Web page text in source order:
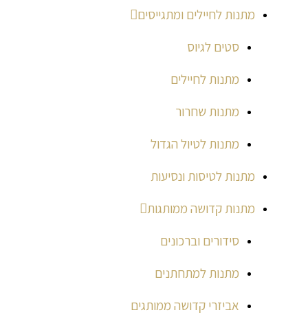
מתנות לחיילים ומתגייסים
סטים לגיוס
מתנות לחיילים
מתנות שחרור
מתנות לטיול הגדול
מתנות לטיסות ונסיעות
מתנות קדושה ממותגות
סידורים וברכונים
מתנות למתחתנים
אביזרי קדושה ממותגים